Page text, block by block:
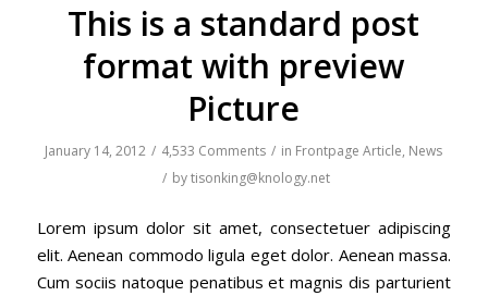
This is a standard post
format with preview
Picture
January 14, 2012 / 4,533 Comments / in Frontpage Article, News
/ bytisonking@knology.net
Lorem ipsum dolor sit amet, consectetuer adipiscing
elit. Aenean commodo ligula eget dolor. Aenean massa.
Cum sociis natoque penatibus et magnis dis parturient